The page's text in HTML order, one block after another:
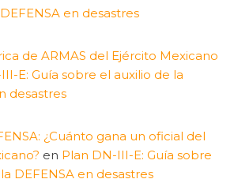
en desastres
de ARMAS del Ejército Mexicano
E: Guía sobre el auxilio de la
desastres
¿Cuánto gana un oficial del
en Plan DN-III-E: Guía sobre
DEFENSA en desastres